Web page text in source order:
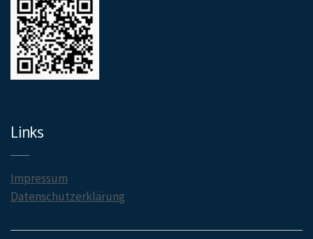
Links
Impressum
Datenschutzerklärung